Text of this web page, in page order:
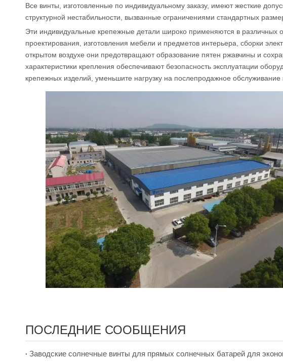
Все винты, изготовленные по индивидуальному заказу, имеют жесткие
структурной нестабильности, вызванные ограничениями стандартных
Эти индивидуальные крепежные детали широко применяются в различных
проектирования, изготовления мебели и предметов интерьера, сборки
открытом воздухе они предотвращают образование пятен ржавчины и
характеристики крепления обеспечивают безопасность эксплуатации
крепежных изделий, уменьшите нагрузку на послепродажное
ПОСЛЕДНИЕ СООБЩЕНИЯ
Заводские солнечные винты для прямых солнечных батарей для